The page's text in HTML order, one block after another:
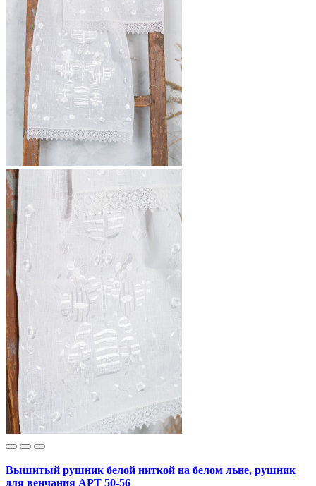
Вышитый рушник белой ниткой на белом льне, рушник
для венчания АРТ 50-56